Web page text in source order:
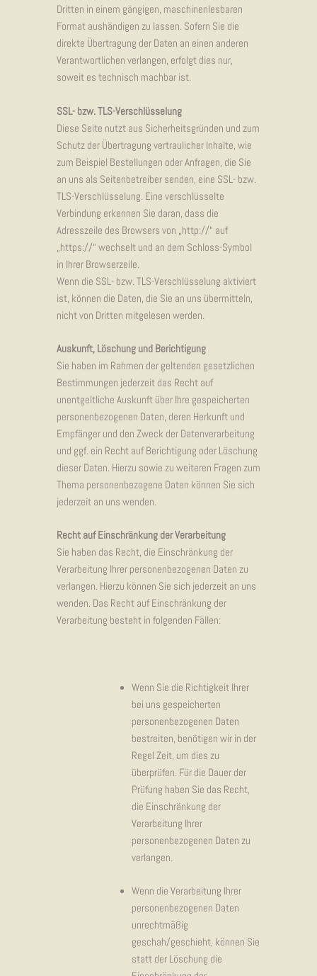
Dritten in einem gängigen, maschinenlesbaren
Format aushändigen zu lassen. Sofern Sie die
direkte Übertragung der Daten an einen anderen
Verantwortlichen verlangen, erfolgt dies nur,
soweit es technisch machbar ist.
SSL- bzw. TLS-Verschlüsselung
Diese Seite nutzt aus Sicherheitsgründen und zum
Schutz der Übertragung vertraulicher Inhalte, wie
zum Beispiel Bestellungen oder Anfragen, die Sie
an uns als Seitenbetreiber senden, eine SSL- bzw.
TLS-Verschlüsselung. Eine verschlüsselte
Verbindung erkennen Sie daran, dass die
Adresszeile des Browsers von „http://“ auf
„https://“ wechselt und an dem Schloss-Symbol
in Ihrer Browserzeile.
Wenn die SSL- bzw. TLS-Verschlüsselung aktiviert
ist, können die Daten, die Sie an uns übermitteln,
nicht von Dritten mitgelesen werden.
Auskunft, Löschung und Berichtigung
Sie haben im Rahmen der geltenden gesetzlichen
Bestimmungen jederzeit das Recht auf
unentgeltliche Auskunft über Ihre gespeicherten
personenbezogenen Daten, deren Herkunft und
Empfänger und den Zweck der Datenverarbeitung
und ggf. ein Recht auf Berichtigung oder Löschung
dieser Daten. Hierzu sowie zu weiteren Fragen zum
Thema personenbezogene Daten können Sie sich
jederzeit an uns wenden.
Recht auf Einschränkung der Verarbeitung
Sie haben das Recht, die Einschränkung der
Verarbeitung Ihrer personenbezogenen Daten zu
verlangen. Hierzu können Sie sich jederzeit an uns
wenden. Das Recht auf Einschränkung der
Verarbeitung besteht in folgenden Fällen:
Wenn Sie die Richtigkeit Ihrer
bei uns gespeicherten
personenbezogenen Daten
bestreiten, benötigen wir in der
Regel Zeit, um dies zu
überprüfen. Für die Dauer der
Prüfung haben Sie das Recht,
die Einschränkung der
Verarbeitung Ihrer
personenbezogenen Daten zu
verlangen.
Wenn die Verarbeitung Ihrer
personenbezogenen Daten
unrechtmäßig
geschah/geschieht, können Sie
statt der Löschung die